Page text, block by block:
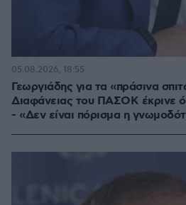
Γεωργιάδης για τα «πράσινα
Διαφάνειας του ΠΑΣΟΚ έκρινε
- «Δεν είναι πόρισμα η
05.08.2026, 18:55